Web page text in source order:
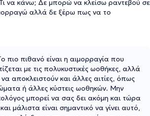
να κάνω; Δε μπορώ να κλείσω ραντεβού σε
αλλά δε ξέρω πως να το
πιθανό είναι η αιμορραγία που
με τις πολυκυστικές ωοθήκες, αλλά
αποκλειστούν και άλλες αιτίες, όπως
ή άλλες κύστεις ωοθηκών. Μην
μπορεί να σας δει ακόμη και τώρα
μάλιστα είναι σημαντικό να γίνει αυτό,